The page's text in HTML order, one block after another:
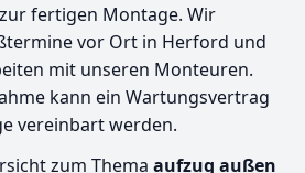
fertigen Montage. Wir
vor Ort in Herford und
mit unseren Monteuren.
kann ein Wartungsvertrag
vereinbart werden.
zum Thema aufzug außen